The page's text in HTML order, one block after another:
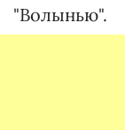
"Волынью".